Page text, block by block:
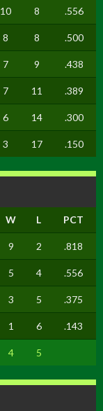
10 8 .556
8 8 .500
7 9 .438
7 11 .389
6 14 .300
3 17 .150
W L PCT
9 2 .818
5 4 .556
3 5 .375
1 6 .143
4 5